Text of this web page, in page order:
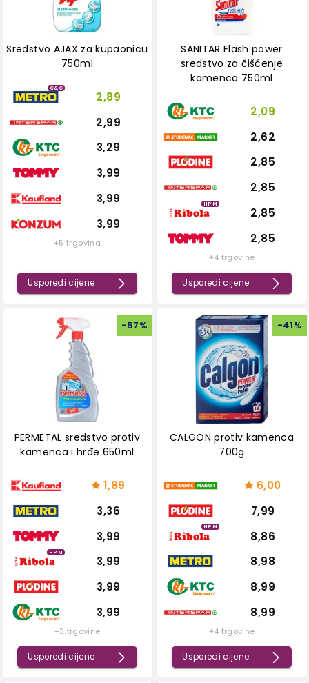
Sredstvo AJAX za kupaonicu
750ml
C&C
2,89
2,99
3,29
3,99
3,99
3,99
+5 trgovina
Usporedi cijene
SANITAR Flash power
sredstvo za čišćenje
kamenca 750ml
2,09
2,62
2,85
2,85
HPM
2,85
2,85
+4 trgovine
Usporedi cijene
-57%
PERMETAL sredstvo protiv
kamenca i hrđe 650ml
1,89
3,36
3,99
HPM
3,99
3,99
3,99
+3 trgovine
Usporedi cijene
-41%
CALGON protiv kamenca
700g
6,00
7,99
HPM
8,86
8,98
8,99
8,99
+4 trgovine
Usporedi cijene